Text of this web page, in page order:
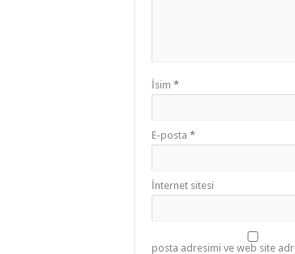
İsim *
E-posta *
İnternet sitesi
posta adresimi ve web site